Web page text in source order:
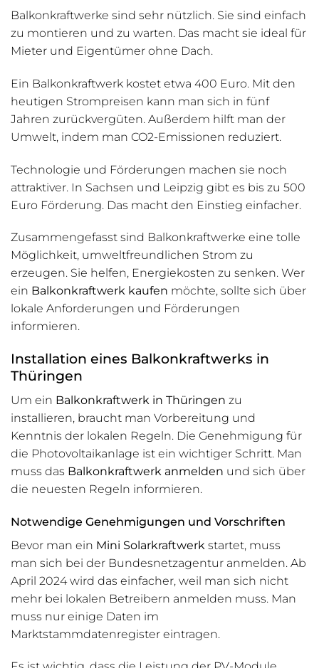
Balkonkraftwerke sind sehr nützlich. Sie sind einfach
zu montieren und zu warten. Das macht sie ideal für
Mieter und Eigentümer ohne Dach.
Ein Balkonkraftwerk kostet etwa 400 Euro. Mit den
heutigen Strompreisen kann man sich in fünf
Jahren zurückvergüten. Außerdem hilft man der
Umwelt, indem man CO2-Emissionen reduziert.
Technologie und Förderungen machen sie noch
attraktiver. In Sachsen und Leipzig gibt es bis zu 500
Euro Förderung. Das macht den Einstieg einfacher.
Zusammengefasst sind Balkonkraftwerke eine tolle
Möglichkeit, umweltfreundlichen Strom zu
erzeugen. Sie helfen, Energiekosten zu senken. Wer
ein Balkonkraftwerk kaufen möchte, sollte sich über
lokale Anforderungen und Förderungen
informieren.
Installation eines Balkonkraftwerks in
Thüringen
Um ein Balkonkraftwerk in Thüringen zu
installieren, braucht man Vorbereitung und
Kenntnis der lokalen Regeln. Die Genehmigung für
die Photovoltaikanlage ist ein wichtiger Schritt. Man
muss das Balkonkraftwerk anmelden und sich über
die neuesten Regeln informieren.
Notwendige Genehmigungen und Vorschriften
Bevor man ein Mini Solarkraftwerk startet, muss
man sich bei der Bundesnetzagentur anmelden. Ab
April 2024 wird das einfacher, weil man sich nicht
mehr bei lokalen Betreibern anmelden muss. Man
muss nur einige Daten im
Marktstammdatenregister eintragen.